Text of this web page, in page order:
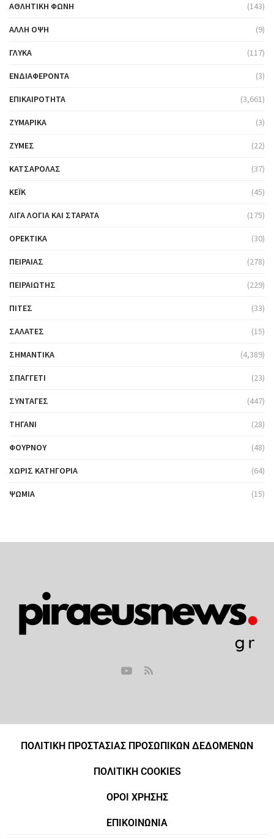
ΑΘΛΗΤΙΚΉ ΦΩΝΉ (143)
ΆΛΛΗ ΌΨΗ (9)
ΓΛΥΚΆ (117)
ΕΝΔΙΑΦΈΡΟΝΤΑ (3)
ΕΠΙΚΑΙΡΌΤΗΤΑ (3,661)
ΖΥΜΑΡΙΚΆ (3)
ΖΎΜΕΣ (22)
ΚΑΤΣΑΡΌΛΑΣ (37)
ΚΈΙΚ (45)
ΛΊΓΑ ΛΌΓΙΑ ΚΑΙ ΣΤΑΡΆΤΑ (175)
ΟΡΕΚΤΙΚΆ (30)
ΠΕΙΡΑΙΆΣ (278)
ΠΕΙΡΑΙΏΤΗΣ (229)
ΠΊΤΕΣ (33)
ΣΑΛΆΤΕΣ (15)
ΣΗΜΑΝΤΙΚΆ (4,389)
ΣΠΑΓΓΈΤΙ (23)
ΣΥΝΤΑΓΈΣ (447)
ΤΗΓΆΝΙ (28)
ΦΟΎΡΝΟΥ (48)
ΧΩΡΊΣ ΚΑΤΗΓΟΡΊΑ (64)
ΨΩΜΙΆ (15)
ΠΟΛΙΤΙΚΗ ΠΡΟΣΤΑΣΙΑΣ ΠΡΟΣΩΠΙΚΩΝ ΔΕΔΟΜΕΝΩΝ
ΠΟΛΙΤΙΚΗ COOKIES
ΟΡΟΙ ΧΡΗΣΗΣ
ΕΠΙΚΟΙΝΩΝΙΑ